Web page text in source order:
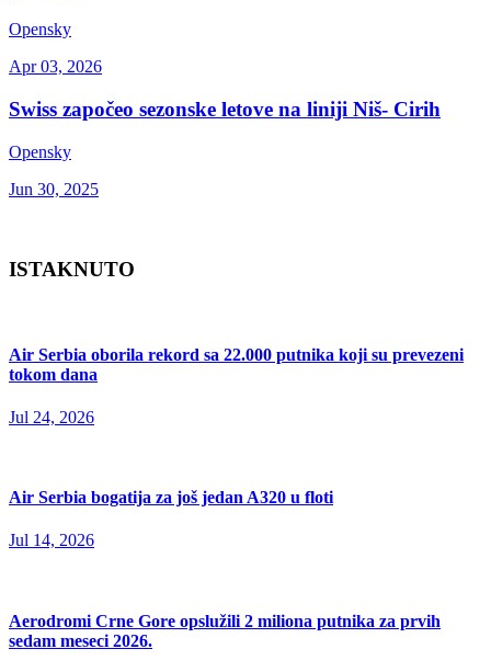
Opensky
Apr 03, 2026
Swiss započeo sezonske letove na liniji Niš- Cirih
Opensky
Jun 30, 2025
ISTAKNUTO
Air Serbia oborila rekord sa 22.000 putnika koji su prevezeni
tokom dana
Jul 24, 2026
Air Serbia bogatija za još jedan A320 u floti
Jul 14, 2026
Aerodromi Crne Gore opslužili 2 miliona putnika za prvih
sedam meseci 2026.